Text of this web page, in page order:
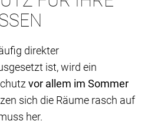
direkter
ist, wird ein
vor allem im Sommer
sich die Räume rasch auf
her.